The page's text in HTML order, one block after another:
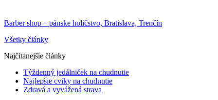
Barber shop – pánske holičstvo, Bratislava, Trenčín
Všetky články
Najčítanejšie články
Týždenný jedálniček na chudnutie
Najlepšie cviky na chudnutie
Zdravá a vyvážená strava